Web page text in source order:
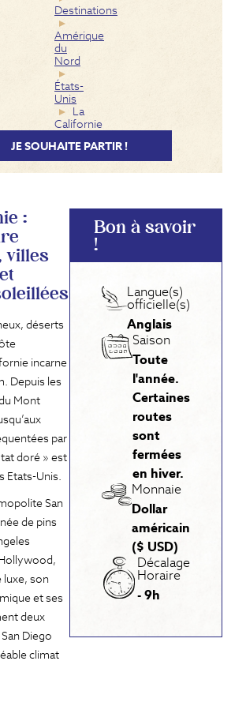
Destinations
Amérique
du
Nord
États-
Unis
La
Californie
JE SOUHAITE PARTIR !
:
villes
déserts
incarne
Depuis les
Mont
par
doré » est
Etats-Unis.
San
de pins
luxe, son
et ses
deux
Diego
climat
Bon à savoir
!
Langue(s)
officielle(s)
Anglais
Saison
Toute
l'année.
Certaines
routes
sont
fermées
en hiver.
Monnaie
Dollar
américain
($ USD)
Décalage
Horaire
- 9h